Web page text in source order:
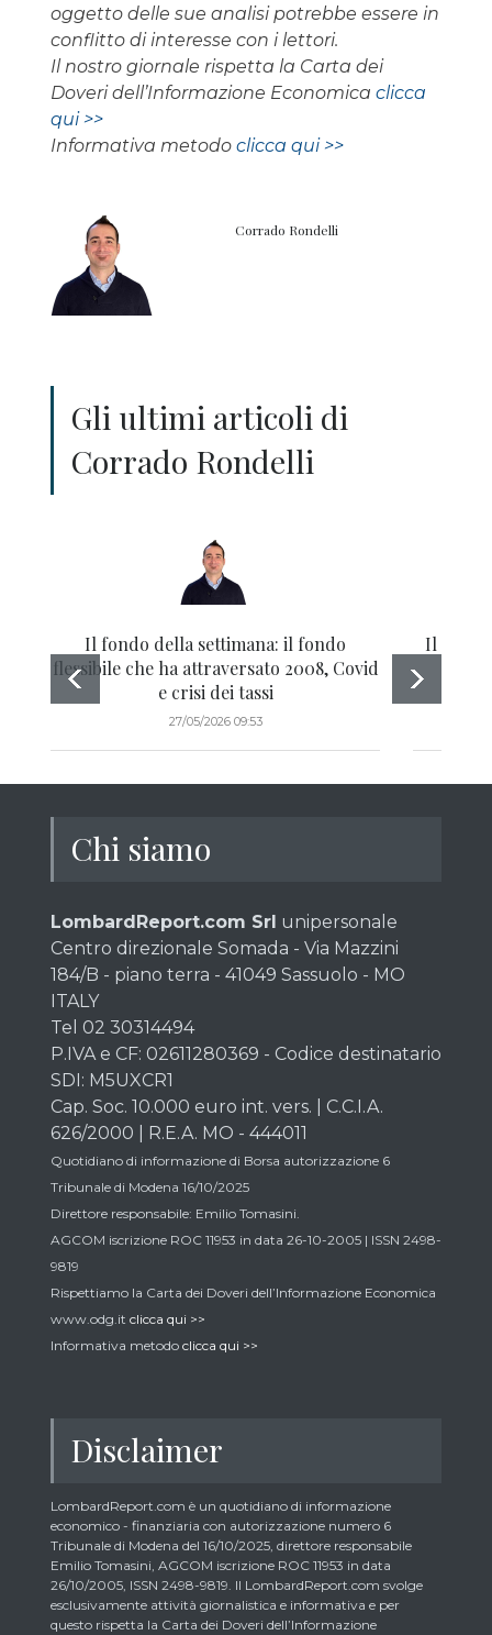
oggetto delle sue analisi potrebbe essere in
conflitto di interesse con i lettori.
Il nostro giornale rispetta la Carta dei
Doveri dell’Informazione Economica clicca
qui >>
Informativa metodo clicca qui >>
Corrado Rondelli
Gli ultimi articoli di
Corrado Rondelli
Il fondo della settimana: il fondo
flessibile che ha attraversato 2008, Covid
e crisi dei tassi
27/05/2026 09:53
Il
Chi siamo
LombardReport.com Srl unipersonale
Centro direzionale Somada - Via Mazzini
184/B - piano terra - 41049 Sassuolo - MO
ITALY
Tel 02 30314494
P.IVA e CF: 02611280369 - Codice destinatario
SDI: M5UXCR1
Cap. Soc. 10.000 euro int. vers. | C.C.I.A.
626/2000 | R.E.A. MO - 444011
Quotidiano di informazione di Borsa autorizzazione 6
Tribunale di Modena 16/10/2025
Direttore responsabile: Emilio Tomasini.
AGCOM iscrizione ROC 11953 in data 26-10-2005 | ISSN 2498-
9819
Rispettiamo la Carta dei Doveri dell’Informazione Economica
www.odg.it clicca qui >>
Informativa metodo clicca qui >>
Disclaimer
LombardReport.com è un quotidiano di informazione
economico - finanziaria con autorizzazione numero 6
Tribunale di Modena del 16/10/2025, direttore responsabile
Emilio Tomasini, AGCOM iscrizione ROC 11953 in data
26/10/2005, ISSN 2498-9819. Il LombardReport.com svolge
esclusivamente attività giornalistica e informativa e per
questo rispetta la Carta dei Doveri dell’Informazione